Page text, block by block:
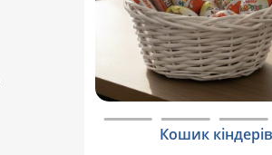
Кошик кіндерів